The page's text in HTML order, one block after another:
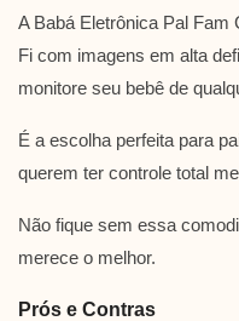
A Babá Eletrônica Pal Fam
Fi com imagens em alta
monitore seu bebê de
É a escolha perfeita para
querem ter controle total
Não fique sem essa
merece o melhor.
Prós e Contras